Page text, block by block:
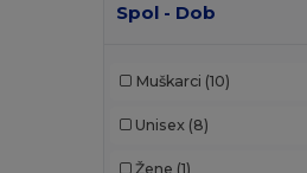
Spol - Dob
Muškarci (10)
Unisex (8)
Žene (1)